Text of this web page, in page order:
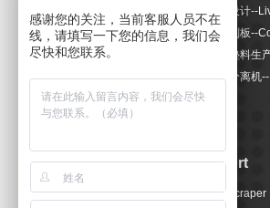
公司新闻 -
Company
News
行业新闻 -
Industry news
牧场设计--
智能刮板--
卧床垫料
固液分离机
技术支持 Support
智能刮板 -- Manure Scraper
感谢您的关注，当前客服人员不在
线，请填写一下您的信息，我们会
尽快和您联系。